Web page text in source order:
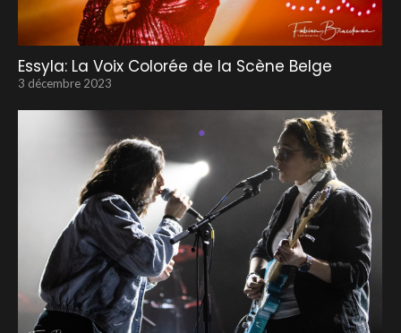
Essyla: La Voix Colorée de la Scène Belge
3 décembre 2023